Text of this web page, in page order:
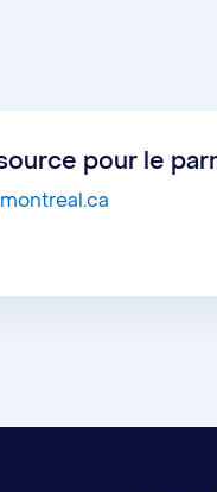
à l'adresse
pour le